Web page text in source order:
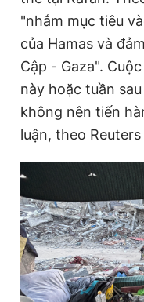
"nhắm mục tiêu
của Hamas và
Cập - Gaza".
này hoặc tuần
không nên tiến
luận, theo